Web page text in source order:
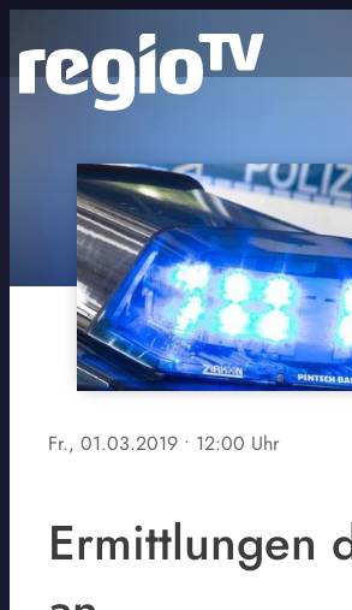
Fr., 01.03.2019 • 12:00 Uhr
Ermittlungen